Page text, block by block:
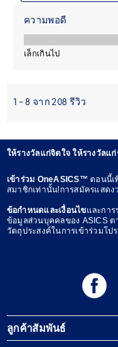
ให้รางวัลแก่จิตใจ ให้รางวัลแ
เข้าร่วม OneASICS™ตอนนี้เ
สมาชิกเท่านั้น!การสมัครแสด
ข้อกำหนดและเงื่อนไขและการ
ข้อมูลส่วนบุคคลของ ASICS ต
วัตถุประสงค์ในการเข้าร่วมโ
ลูกค้าสัมพันธ์